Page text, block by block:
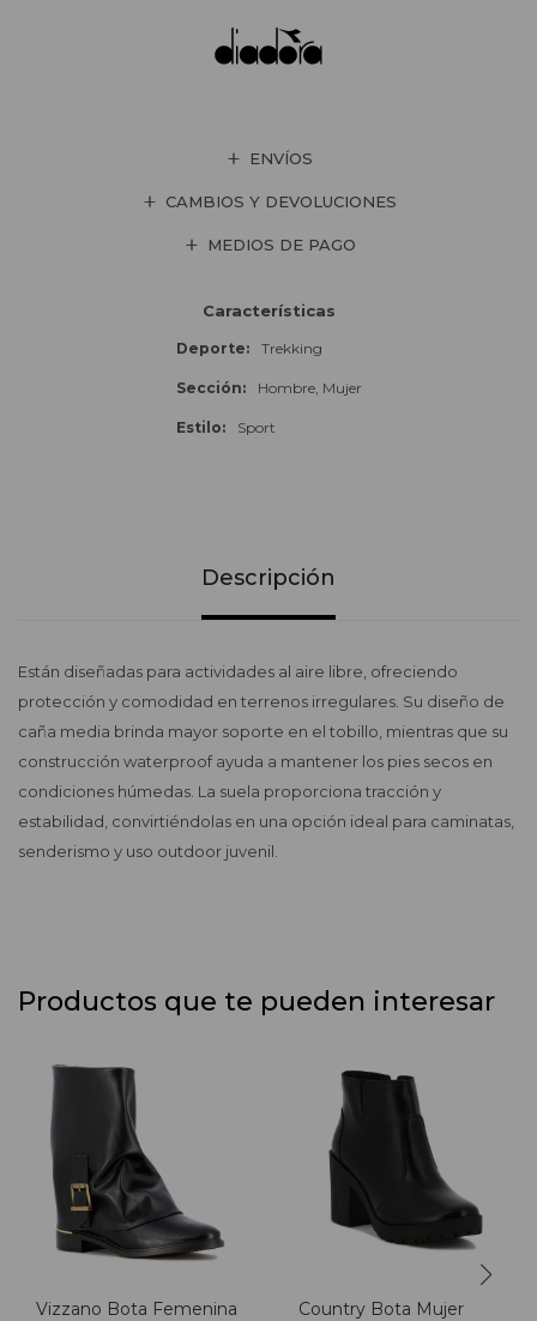
ENVÍOS
CAMBIOS Y DEVOLUCIONES
MEDIOS DE PAGO
Características
Deporte Trekking
Sección Hombre, Mujer
Estilo Sport
Descripción
Están diseñadas para actividades al aire libre, ofreciendo
protección y comodidad en terrenos irregulares. Su diseño de
caña media brinda mayor soporte en el tobillo, mientras que su
construcción waterproof ayuda a mantener los pies secos en
condiciones húmedas. La suela proporciona tracción y
estabilidad, convirtiéndolas en una opción ideal para caminatas,
senderismo y uso outdoor juvenil.
Productos que te pueden interesar
Vizzano Bota Femenina
Country Bota Mujer